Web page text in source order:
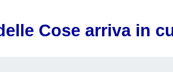
Cose arriva in